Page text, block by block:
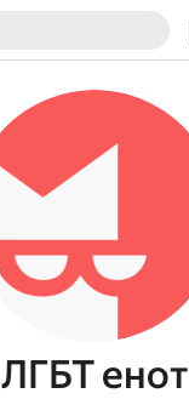
ЛГБТ енот